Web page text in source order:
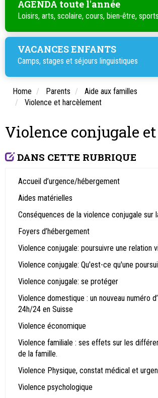
AGENDA toute l'année
Loisirs, arts, scolaire, cours, bien-être,
VACANCES ENFANTS
Camps, stages et séjours linguistiques
Home Parents
Aide aux familles
Violence et harcèlement
Violence conjugale
DANS CETTE RUBRIQUE
Accueil d’urgence/hébergement
Aides matérielles
Conséquences de la violence conjugale sur
Foyers d’hébergement
Violence conjugale: poursuivre une relation
Violence conjugale: Qu'est-ce qu'une
Violence conjugale: se protéger
Violence domestique : un nouveau numéro
24h/24 en Suisse
Violence économique
Violence familiale : ses effets sur les
de la famille.
Violence Physique, constat médical et
Violence psychologique